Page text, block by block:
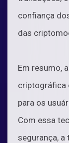
confiança
das
Em resumo,
criptográfica
para os
Com essa
segurança, a